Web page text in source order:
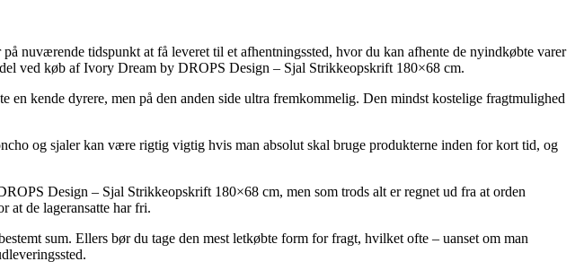
nuværende tidspunkt at få leveret til et afhentningssted, hvor du kan afhente de nyindkøbte varer
ved køb af Ivory Dream by DROPS Design – Sjal Strikkeopskrift 180×68 cm.
kende dyrere, men på den anden side ultra fremkommelig. Den mindst kostelige fragtmulighed
og sjaler kan være rigtig vigtig hvis man absolut skal bruge produkterne inden for kort tid, og
Design – Sjal Strikkeopskrift 180×68 cm, men som trods alt er regnet ud fra at orden
at de lageransatte har fri.
sum. Ellers bør du tage den mest letkøbte form for fragt, hvilket ofte – uanset om man